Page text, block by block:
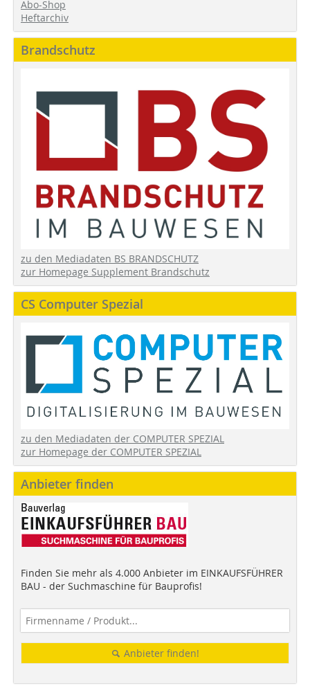
Abo-Shop
Heftarchiv
Brandschutz
zu den Mediadaten BS BRANDSCHUTZ
zur Homepage Supplement Brandschutz
CS Computer Spezial
zu den Mediadaten der COMPUTER SPEZIAL
zur Homepage der COMPUTER SPEZIAL
Anbieter finden
Finden Sie mehr als 4.000 Anbieter im EINKAUFSFÜHRER
BAU - der Suchmaschine für Bauprofis!
Anbieter finden!